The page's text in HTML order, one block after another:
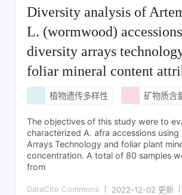
Diversity analysis of
L. (wormwood)
diversity arrays
foliar mineral content
植物遗传多样性 矿物质含
The objectives of this study were to
characterized A. afra accessions using
Arrays Technology and foliar plant
concentration. A total of 80 samples
from
DataCite Commons
2022-12-02 更新